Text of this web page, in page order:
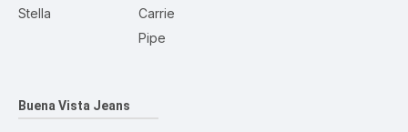
Stella
Carrie
Pipe
Buena Vista Jeans